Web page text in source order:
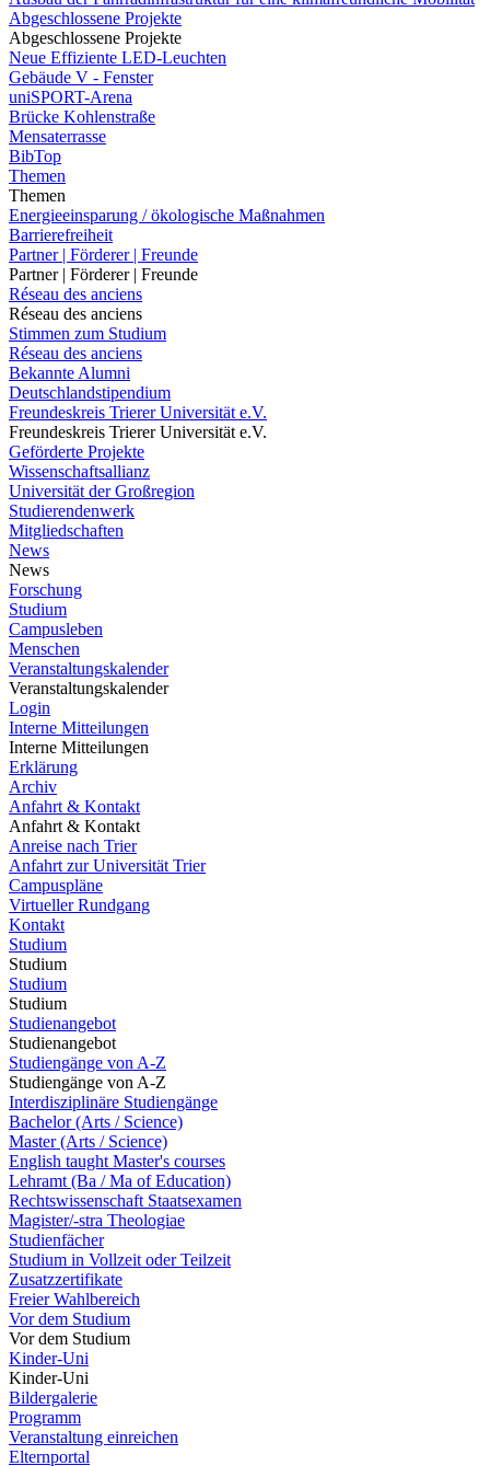
Abgeschlossene Projekte
Abgeschlossene Projekte
Neue Effiziente LED-Leuchten
Gebäude V - Fenster
uniSPORT-Arena
Brücke Kohlenstraße
Mensaterrasse
BibTop
Themen
Themen
Energieeinsparung / ökologische Maßnahmen
Barrierefreiheit
Partner | Förderer | Freunde
Partner | Förderer | Freunde
Réseau des anciens
Réseau des anciens
Stimmen zum Studium
Réseau des anciens
Bekannte Alumni
Deutschlandstipendium
Freundeskreis Trierer Universität e.V.
Freundeskreis Trierer Universität e.V.
Geförderte Projekte
Wissenschaftsallianz
Universität der Großregion
Studierendenwerk
Mitgliedschaften
News
News
Forschung
Studium
Campusleben
Menschen
Veranstaltungskalender
Veranstaltungskalender
Login
Interne Mitteilungen
Interne Mitteilungen
Erklärung
Archiv
Anfahrt & Kontakt
Anfahrt & Kontakt
Anreise nach Trier
Anfahrt zur Universität Trier
Campuspläne
Virtueller Rundgang
Kontakt
Studium
Studium
Studium
Studium
Studienangebot
Studienangebot
Studiengänge von A-Z
Studiengänge von A-Z
Interdisziplinäre Studiengänge
Bachelor (Arts / Science)
Master (Arts / Science)
English taught Master's courses
Lehramt (Ba / Ma of Education)
Rechtswissenschaft Staatsexamen
Magister/-stra Theologiae
Studienfächer
Studium in Vollzeit oder Teilzeit
Zusatzzertifikate
Freier Wahlbereich
Vor dem Studium
Vor dem Studium
Kinder-Uni
Kinder-Uni
Bildergalerie
Programm
Veranstaltung einreichen
Elternportal